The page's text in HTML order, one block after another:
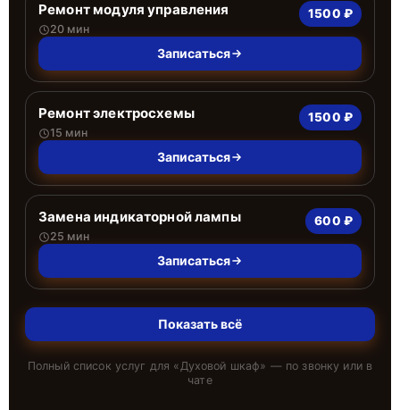
Ремонт модуля управления
20 мин
1500 ₽
Записаться
Ремонт электросхемы
15 мин
1500 ₽
Записаться
Замена индикаторной лампы
25 мин
600 ₽
Записаться
Показать всё
Полный список услуг для «Духовой шкаф» — по звонку или в
чате